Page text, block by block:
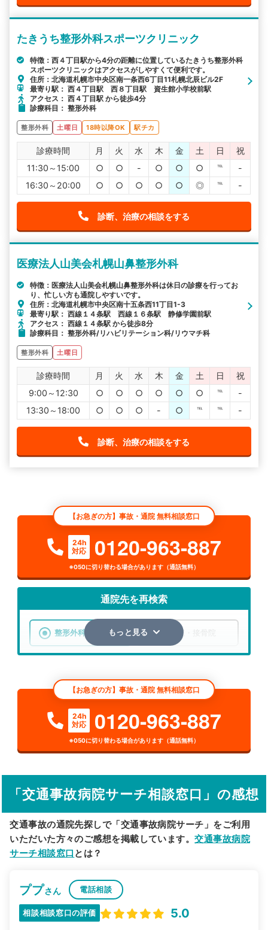
たきうち整形外科スポーツクリニック
特徴：西４丁目駅から4分の距離に位置しているたきうち整形外科
スポーツクリニックはアクセスがしやすくて便利です。
住所：北海道札幌市中央区南一条西6丁目11札幌北辰ビル2F
最寄り駅： 西４丁目駅 西８丁目駅 資生館小学校前駅
アクセス： 西４丁目駅 から徒歩4分
診療科目： 整形外科
整形外科 土曜日 18時以降OK 駅チカ
診療時間 月 火 水 木 金 土 日
祝
11:30～15:00
○ ○ - ○ ○ ○ ℡
-
16:30～20:00
○ ○ ○ ○ ○ ◎ ℡ -
診断、治療の相談をする
医療法人山美会札幌山鼻整形外科
特徴：医療法人山美会札幌山鼻整形外科は休日の診療を行ってお
り、忙しい方も通院しやすいです。
住所：北海道札幌市中央区南十五条西11丁目1-3
最寄り駅： 西線１４条駅 西線１６条駅 静修学園前駅
アクセス： 西線１４条駅 から徒歩8分
診療科目： 整形外科/リハビリテーション科/リウマチ科
整形外科 土曜日
診療時間 月 火 水 木 金 土 日
祝
9:00～12:30
○ ○ ○ ○ ○ ○ ℡
-
13:30～18:00
○ ○ ○ - ○ ℡ ℡ -
診断、治療の相談をする
【お急ぎの方】事故・通院 無料相談窓口
24h
対応
0120-963-887
※050に切り替わる場合があります（通話無料）
通院先を再検索
整形外科 整骨院・接骨院
検索する
詳細条件で絞り込む
その他の検索方法
駅から探す 院名から探す
もっと見る
【お急ぎの方】事故・通院 無料相談窓口
24h
対応
0120-963-887
※050に切り替わる場合があります（通話無料）
「交通事故病院サーチ相談窓口」の感想
交通事故の通院先探しで「交通事故病院サーチ」をご利用
いただいた方々のご感想を掲載しています。交通事故病院
サーチ相談窓口 とは？
ププさん 電話相談
相談相談窓口の評価 5.0